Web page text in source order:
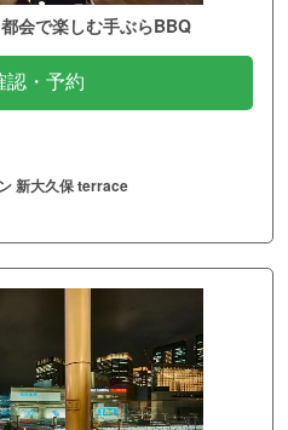
会で楽しむ手ぶらBBQ
認・予約
新大久保 terrace